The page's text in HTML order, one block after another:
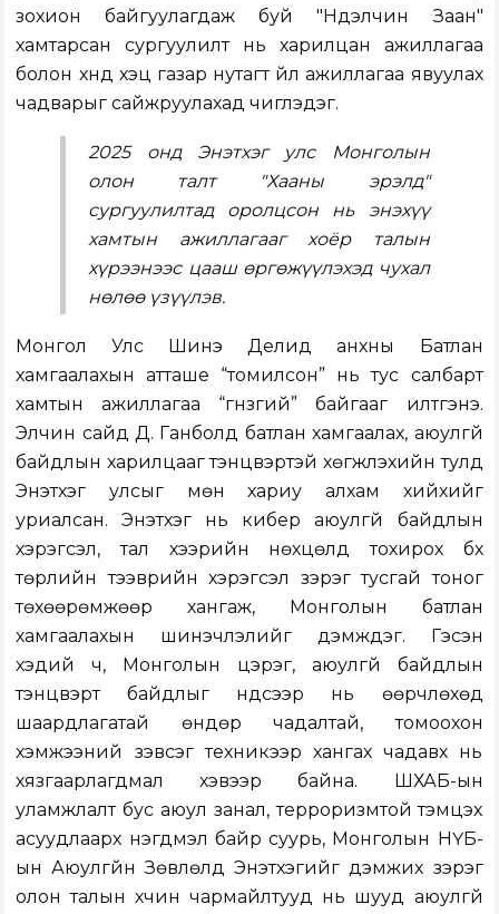
зохион байгуулагдаж буй "Нүүдэлчин Заан"
хамтарсан сургуулилт нь харилцан ажиллагаа
болон хүнд хэцүү газар нутагт үйл ажиллагаа явуулах
чадварыг сайжруулахад чиглэдэг.
2025 онд Энэтхэг улс Монголын
олон талт "Хааны эрэлд"
сургуулилтад оролцсон нь энэхүү
хамтын ажиллагааг хоёр талын
хүрээнээс цааш өргөжүүлэхэд чухал
нөлөө үзүүлэв.
Монгол Улс Шинэ Делид анхны Батлан
хамгаалахын атташе “томилсон” нь тус салбарт
хамтын ажиллагаа “гүнзгий” байгааг илтгэнэ.
Элчин сайд Д. Ганболд батлан хамгаалах, аюулгүй
байдлын харилцааг тэнцвэртэй хөгжүүлэхийн тулд
Энэтхэг улсыг мөн хариу алхам хийхийг
уриалсан. Энэтхэг нь кибер аюулгүй байдлын
хэрэгсэл, тал хээрийн нөхцөлд тохирох бүх
төрлийн тээврийн хэрэгсэл зэрэг тусгай тоног
төхөөрөмжөөр хангаж, Монголын батлан
хамгаалахын шинэчлэлийг дэмждэг. Гэсэн
хэдий ч, Монголын цэрэг, аюулгүй байдлын
тэнцвэрт байдлыг үндсээр нь өөрчлөхөд
шаардлагатай өндөр чадалтай, томоохон
хэмжээний зэвсэг техникээр хангах чадавх нь
хязгаарлагдмал хэвээр байна. ШХАБ-ын
уламжлалт бус аюул занал, терроризмтой тэмцэх
асуудлаарх нэгдмэл байр суурь, Монголын НҮБ-
ын Аюулгүйн Зөвлөлд Энэтхэгийг дэмжих зэрэг
олон талын хүчин чармайлтууд нь шууд аюулгүй